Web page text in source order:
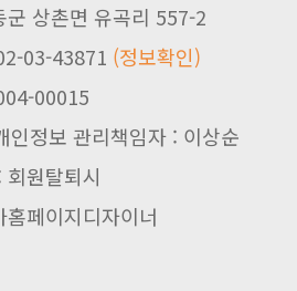
상촌면 유곡리 557-2
03-43871 (정보확인)
00015
정보 관리책임자 : 이상순
원탈퇴시
페이지디자이너